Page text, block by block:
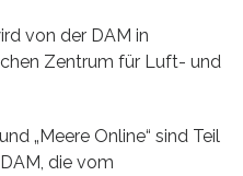
von der DAM in
Zentrum für Luft- und
„Meere Online“ sind Teil
die vom